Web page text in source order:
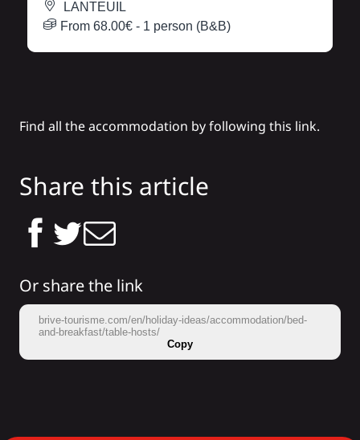
LANTEUIL
From 68.00€ - 1 person (B&B)
Find all the accommodation by following this link.
Share this article
Or share the link
brive-tourisme.com/en/holiday-ideas/accommodation/bed-
and-breakfast/table-hosts/
Copy